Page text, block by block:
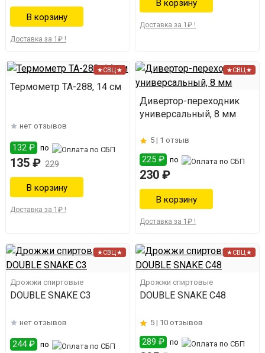
Доставка за 1₽ !
Доставка за 1₽ !
★СВЦ★
Термометр ТА-288, 14 см
нет отзывов
132 ₽ по
135 ₽ 229
Доставка за 1₽ !
★СВЦ★
Дивертор-переходник
универсальный, 8 мм
5 | 1 отзыв
225 ₽ по
230 ₽
Доставка за 1₽ !
★СВЦ★
Дрожжи спиртовые
DOUBLE SNAKE C3
нет отзывов
244 ₽ по
★СВЦ★
Дрожжи спиртовые
DOUBLE SNAKE C48
5 | 10 отзывов
289 ₽ по